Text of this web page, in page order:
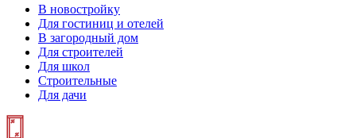
В новостройку
Для гостиниц и отелей
В загородный дом
Для строителей
Для школ
Строительные
Для дачи